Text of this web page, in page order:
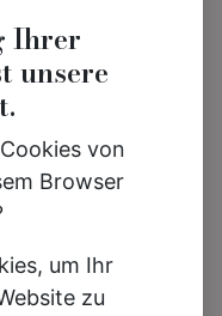
Ihrer
unsere
von
Browser
um Ihr
zu